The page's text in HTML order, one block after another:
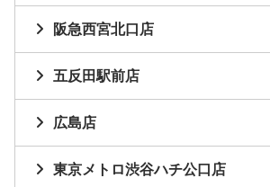
阪急西宮北口店
五反田駅前店
広島店
東京メトロ渋谷ハチ公口店